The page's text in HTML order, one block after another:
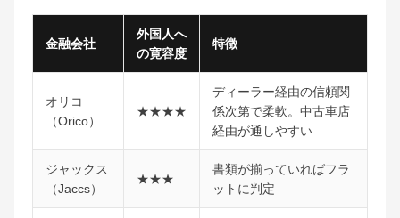
金融会社
外国人へ
の寛容度
特徴
オリコ
（Orico）
★★★★
ディーラー経由の信頼関
係次第で柔軟。中古車店
経由が通しやすい
ジャックス
（Jaccs）
★★★
書類が揃っていればフラ
ットに判定